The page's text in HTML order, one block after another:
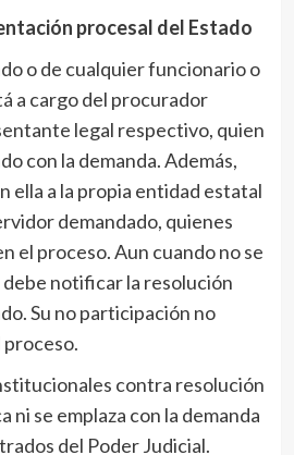
procesal del Estado
o de cualquier funcionario o
a cargo del procurador
legal respectivo, quien
con la demanda. Además,
ella a la propia entidad estatal
demandado, quienes
el proceso. Aun cuando no se
debe notificar la resolución
Su no participación no
proceso.
contra resolución
ni se emplaza con la demanda
del Poder Judicial.